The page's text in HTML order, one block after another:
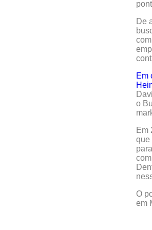
De
Em
o
Em
que
O
em